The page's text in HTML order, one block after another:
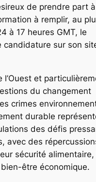
de prendre part
à remplir, au
à 17 heures GMT, le
candidature sur son
l’Ouest et
du changement
crimes
durable
des défis
avec des
sécurité alimentaire,
être économique.